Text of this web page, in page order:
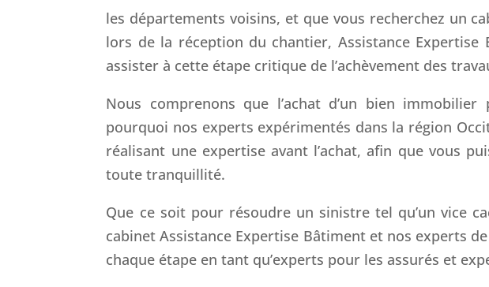
les départements voisins, et que vous recherchez un
lors de la réception du chantier, Assistance
assister à cette étape critique de l’achèvement des
Nous comprenons que l’achat d’un bien
pourquoi nos experts expérimentés dans la région
réalisant une expertise avant l’achat, afin que vous
toute tranquillité.
Que ce soit pour résoudre un sinistre tel qu’un vice
cabinet Assistance Expertise Bâtiment et nos experts
chaque étape en tant qu’experts pour les assurés et